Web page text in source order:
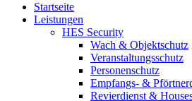
Startseite
Leistungen
HES Security
Wach & Objektschutz
Veranstaltungsschutz
Personenschutz
Empfangs- &
Revierdienst &